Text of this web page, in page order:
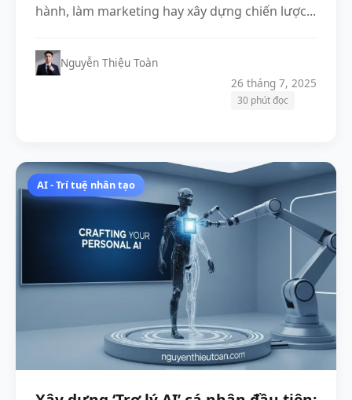
hành, làm marketing hay xây dựng chiến lược...
Nguyễn Thiệu Toàn
26 tháng 7, 2025
30 phút đọc
AI - Trí tuệ nhân tạo